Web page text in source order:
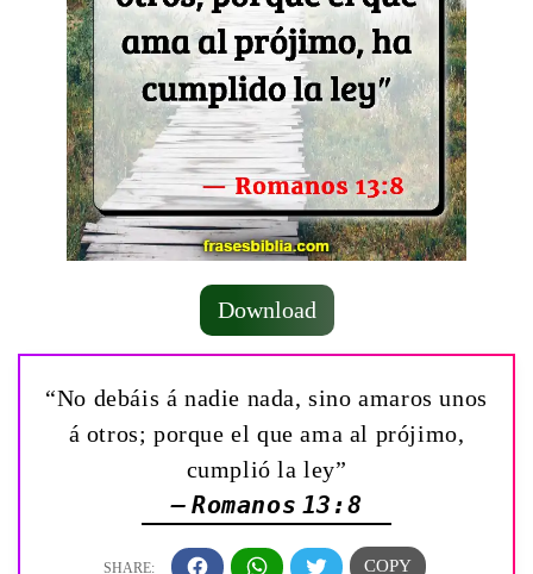
Download
“No debáis á nadie nada, sino amaros unos
á otros; porque el que ama al prójimo,
cumplió la ley”
— Romanos 13:8